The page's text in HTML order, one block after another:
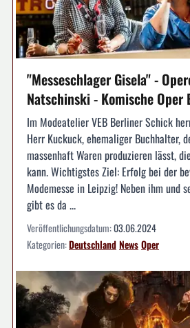
"Messeschlager Gisela" -
Natschinski - Komische Oper
Im Modeatelier VEB Berliner Schick
Herr Kuckuck, ehemaliger Buchhalter,
massenhaft Waren produzieren lässt,
kann. Wichtigstes Ziel: Erfolg bei der
Modemesse in Leipzig! Neben ihm und
gibt es da ...
Veröffentlichungsdatum:03.06.2024
Kategorien:DeutschlandNewsOper